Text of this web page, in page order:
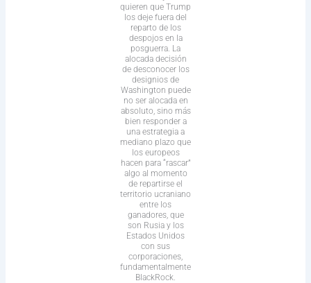
quieren que Trump
los deje fuera del
reparto de los
despojos en la
posguerra. La
alocada decisión
de desconocer los
designios de
Washington puede
no ser alocada en
absoluto, sino más
bien responder a
una estrategia a
mediano plazo que
los europeos
hacen para “rascar”
algo al momento
de repartirse el
territorio ucraniano
entre los
ganadores, que
son Rusia y los
Estados Unidos
con sus
corporaciones,
fundamentalmente
BlackRock.